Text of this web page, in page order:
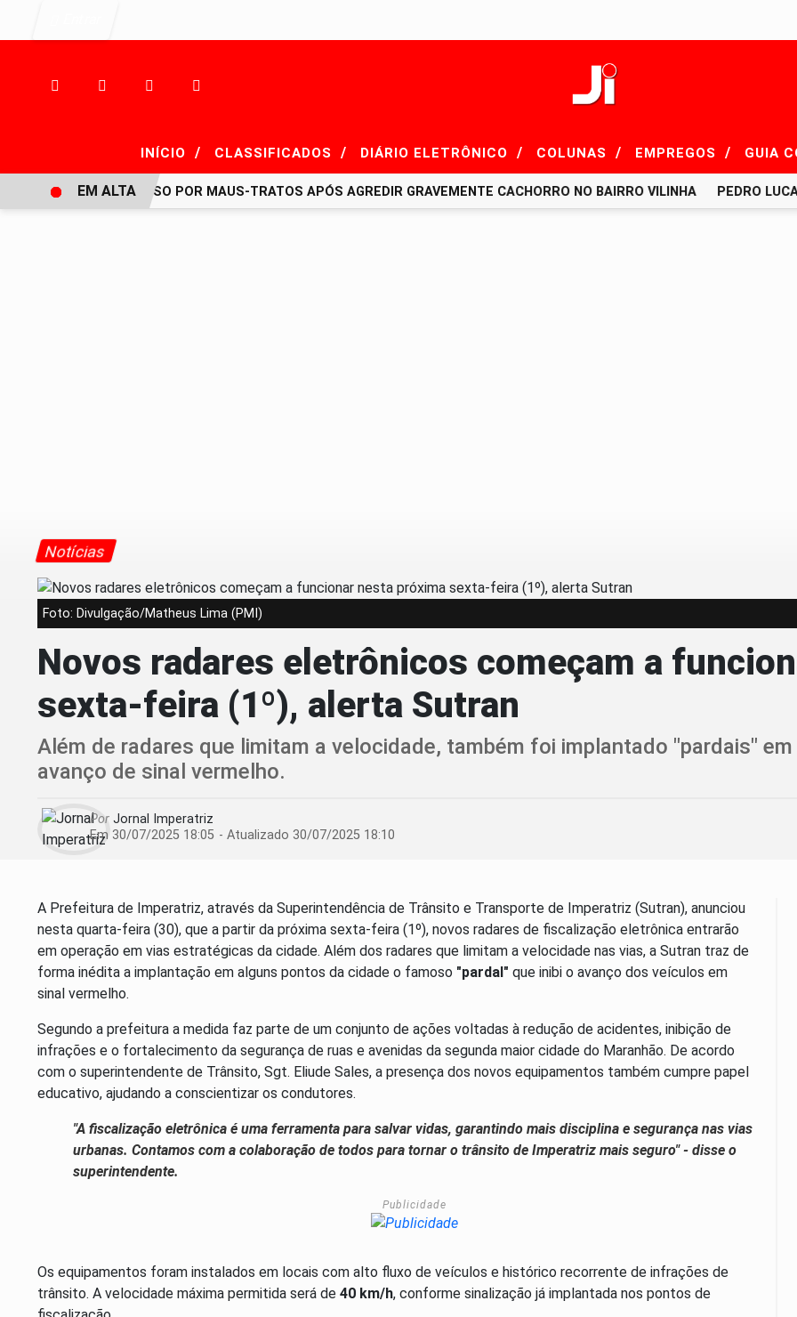
INÍCIO / CLASSIFICADOS / DIÁRIO ELETRÔNICO / COLUNAS / EMPREGOS / GUIA
HOMEM É PRESO POR MAUS-TRATOS APÓS AGREDIR GRAVEMENTE CACHORRO NO BAIRRO VILINHA PEDRO LUCAS
EM ALTA
Notícias
Foto: Divulgação/Matheus Lima (PMI)
Novos radares eletrônicos começam a
sexta-feira (1º), alerta Sutran
Além de radares que limitam a velocidade, também foi implantado "pardais"
avanço de sinal vermelho.
Por Jornal Imperatriz
Em 30/07/2025 18:05 - Atualizado 30/07/2025 18:10
A Prefeitura de Imperatriz, através da Superintendência de Trânsito e Transporte de Imperatriz (Sutran), anunciou
nesta quarta-feira (30), que a partir da próxima sexta-feira (1º), novos radares de fiscalização eletrônica entrarão
em operação em vias estratégicas da cidade. Além dos radares que limitam a velocidade nas vias, a Sutran traz de
forma inédita a implantação em alguns pontos da cidade o famoso "pardal" que inibi o avanço dos veículos em
sinal vermelho.
Segundo a prefeitura a medida faz parte de um conjunto de ações voltadas à redução de acidentes, inibição de
infrações e o fortalecimento da segurança de ruas e avenidas da segunda maior cidade do Maranhão. De acordo
com o superintendente de Trânsito, Sgt. Eliude Sales, a presença dos novos equipamentos também cumpre papel
educativo, ajudando a conscientizar os condutores.
"A fiscalização eletrônica é uma ferramenta para salvar vidas, garantindo mais disciplina e segurança nas vias
urbanas. Contamos com a colaboração de todos para tornar o trânsito de Imperatriz mais seguro" - disse o
superintendente.
Publicidade
Os equipamentos foram instalados em locais com alto fluxo de veículos e histórico recorrente de infrações de
trânsito. A velocidade máxima permitida será de 40 km/h, conforme sinalização já implantada nos pontos de